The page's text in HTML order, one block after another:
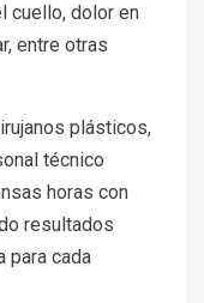
cuello, dolor en
entre otras
plásticos,
técnico
horas con
resultados
para cada